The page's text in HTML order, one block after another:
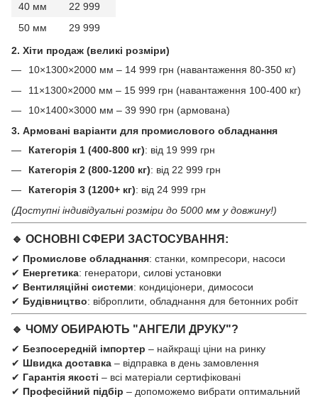
40 мм
22 999
50 мм
29 999
2. Хіти продаж (великі розміри)
10×1300×2000 мм – 14 999 грн (навантаження 80-350 кг)
11×1300×2000 мм – 15 999 грн (навантаження 100-400 кг)
10×1400×3000 мм – 39 990 грн (армована)
3. Армовані варіанти для промислового обладнання
Категорія 1 (400-800 кг): від 19 999 грн
Категорія 2 (800-1200 кг): від 22 999 грн
Категорія 3 (1200+ кг): від 24 999 грн
(Доступні індивідуальні розміри до 5000 мм у довжину!)
🔹 ОСНОВНІ СФЕРИ ЗАСТОСУВАННЯ:
✔ Промислове обладнання: станки, компресори, насоси
✔ Енергетика: генератори, силові установки
✔ Вентиляційні системи: кондиціонери, димососи
✔ Будівництво: віброплити, обладнання для бетонних робіт
🔹 ЧОМУ ОБИРАЮТЬ "АНГЕЛИ ДРУКУ"?
✔ Безпосередній імпортер – найкращі ціни на ринку
✔ Швидка доставка – відправка в день замовлення
✔ Гарантія якості – всі матеріали сертифіковані
✔ Професійний підбір – допоможемо вибрати оптимальний